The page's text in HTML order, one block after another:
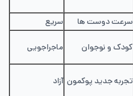
سرعت دوست ها
سریع
کودک و نوجوان ماجراجویی
تجربه جدید پوکمون آزاد